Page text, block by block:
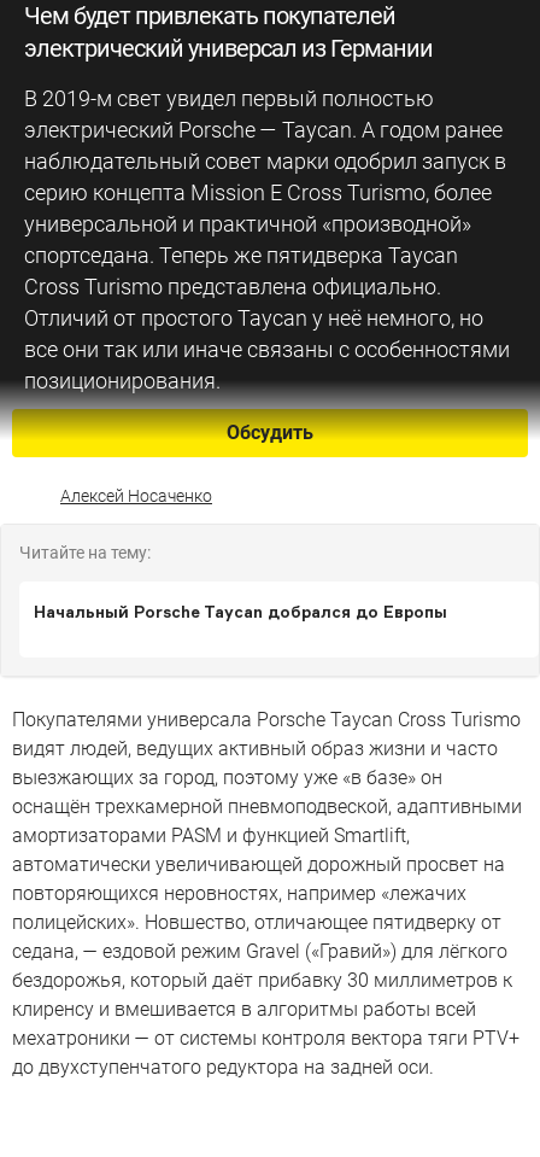
Чем будет привлекать покупателей
электрический универсал из Германии
В 2019-м свет увидел первый полностью
электрический Porsche — Taycan. А годом ранее
наблюдательный совет марки одобрил запуск в
серию концепта Mission E Cross Turismo, более
универсальной и практичной «производной»
спортседана. Теперь же пятидверка Taycan
Cross Turismo представлена официально.
Отличий от простого Taycan у неё немного, но
все они так или иначе связаны с особенностями
позиционирования.
Обсудить
Алексей Носаченко
Читайте на тему:
Начальный Porsche Taycan добрался до Европы
Покупателями универсала Porsche Taycan Cross Turismo
видят людей, ведущих активный образ жизни и часто
выезжающих за город, поэтому уже «в базе» он
оснащён трехкамерной пневмоподвеской, адаптивными
амортизаторами PASM и функцией Smartlift,
автоматически увеличивающей дорожный просвет на
повторяющихся неровностях, например «лежачих
полицейских». Новшество, отличающее пятидверку от
седана, — ездовой режим Gravel («Гравий») для лёгкого
бездорожья, который даёт прибавку 30 миллиметров к
клиренсу и вмешивается в алгоритмы работы всей
мехатроники — от системы контроля вектора тяги PTV+
до двухступенчатого редуктора на задней оси.